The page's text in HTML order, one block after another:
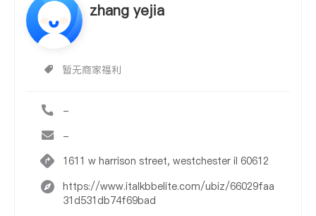
zhang yejia
暂无商家福利
-
-
1611 w harrison street, westchester il 60612
https://www.italkbbelite.com/ubiz/66029faa
31d531db74f69bad